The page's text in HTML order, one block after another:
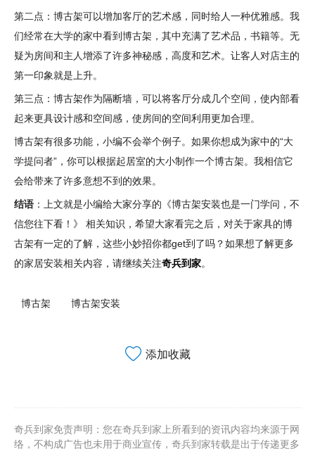
第二点：博古架可以增加客厅的艺术感，同时给人一种优雅感。我
们经常在大学的家中看到博古架，其中充满了艺术品，书籍等。无
疑为房间和主人增添了许多神秘感，高度和艺术。让客人对店主的
第一印象就是上升。
第三点：博古架作为隔断墙，可以将客厅分成几个空间，使内部看
起来更具设计感和空间感，使房间的空间利用更加合理。
博古架有很多功能，小编不会举个例子。如果你想成为家中的“大
学提问者”，你可以根据起居室的大小制作一个博古架。我相信它
会给带来了许多意想不到的效果。
结语 ：上文就是小编给大家分享的《博古架安装也是一门学问，不
信您往下看！》 相关知识，希望大家看完之后，对关于家具的博
古架有一定的了解，这些小妙招你都get到了吗？如果想了解更多
的家居安装相关内容，请继续关注奇兵到家。
博古架 博古架安装
添加收藏
奇兵到家免责声明：您在奇兵到家上所看到的资讯内容均来源于网
络，不构成广告也未用于商业宣传，奇兵到家转载是出于传递更多